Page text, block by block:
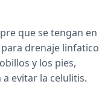
que se tengan en
drenaje linfatico
y los pies,
evitar la celulitis.